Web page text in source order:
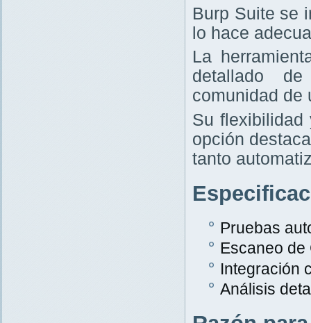
Burp Suite se
lo hace
La
detallado
comunidad de
Su flexibilidad
opción
tanto
Pruebas
Escaneo de
Integración
Análisis